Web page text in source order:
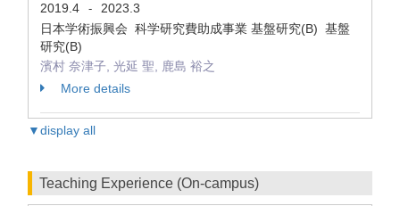
2019.4
-
2023.3
日本学術振興会 科学研究費助成事業 基盤研究(B) 基盤
研究(B)
濱村 奈津子, 光延 聖, 鹿島 裕之
More details
▼display all
Teaching Experience (On-campus)